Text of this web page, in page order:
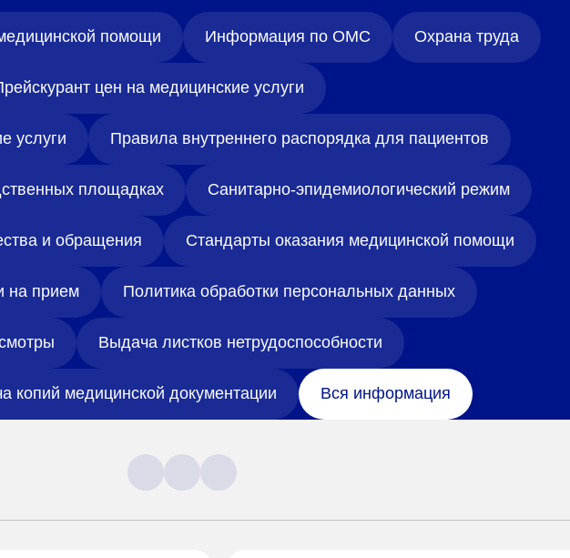
помощи Информация по ОМС Охрана труда
цен на медицинские услуги
услуги Правила внутреннего распорядка для пациентов
площадках Санитарно-эпидемиологический режим
и обращения Стандарты оказания медицинской помощи
на прием Политика обработки персональных данных
Выдача листков нетрудоспособности
копий медицинской документации Вся информация